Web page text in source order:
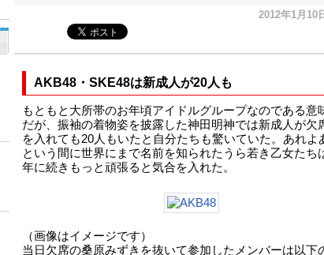
2012年1月10
AKB48・SKE48は新成人が20人も
もともと大所帯のお年頃アイドルグループなのである意
だが、振袖の着物姿を披露した神田明神では新成人が欠
を入れても20人もいたと自分たちも驚いていた。あれよ
という間に世界にまで名前を知られたうら若き乙女たち
年に続きもっと頑張ると気合を入れた。
（画像はイメージです）
当日欠席の桑原みずきを抜いて参加したメンバーは以下